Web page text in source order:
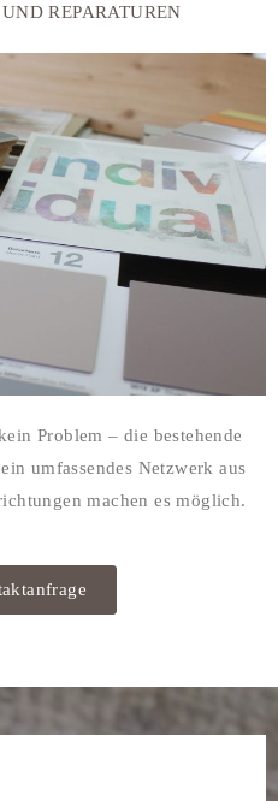
REPARATUREN
Problem – die bestehende
umfassendes Netzwerk aus
machen es möglich.